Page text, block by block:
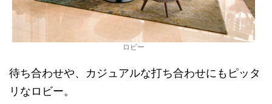
ロビー
待ち合わせや、カジュアルな打ち合わせにもピッタ
リなロビー。